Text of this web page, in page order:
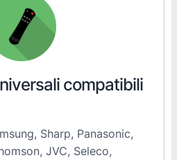
compatibili
Sharp, Panasonic,
JVC, Seleco,